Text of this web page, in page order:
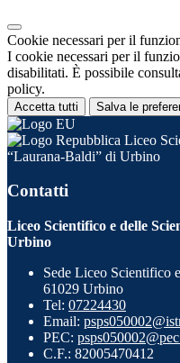
Cookie necessari per il
I cookie necessari per il
disabilitati. È possibile
policy.
Accetta tutti Salva le
Liceo
“Laurana-Baldi” di Urbino
Contatti
Liceo Scientifico e delle
Urbino
Sede Liceo Scientifico
61029 Urbino
Tel: 07224430
Email:
PEC:
C.F.: 82005470412